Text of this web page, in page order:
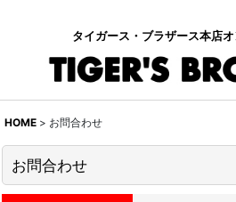
タイガース・ブラザース本店
HOME > お問合わせ
お問合わせ